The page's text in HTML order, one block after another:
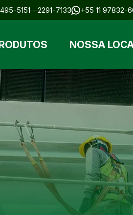
5151 2291-7133 +55 11 97832-
NOSSA